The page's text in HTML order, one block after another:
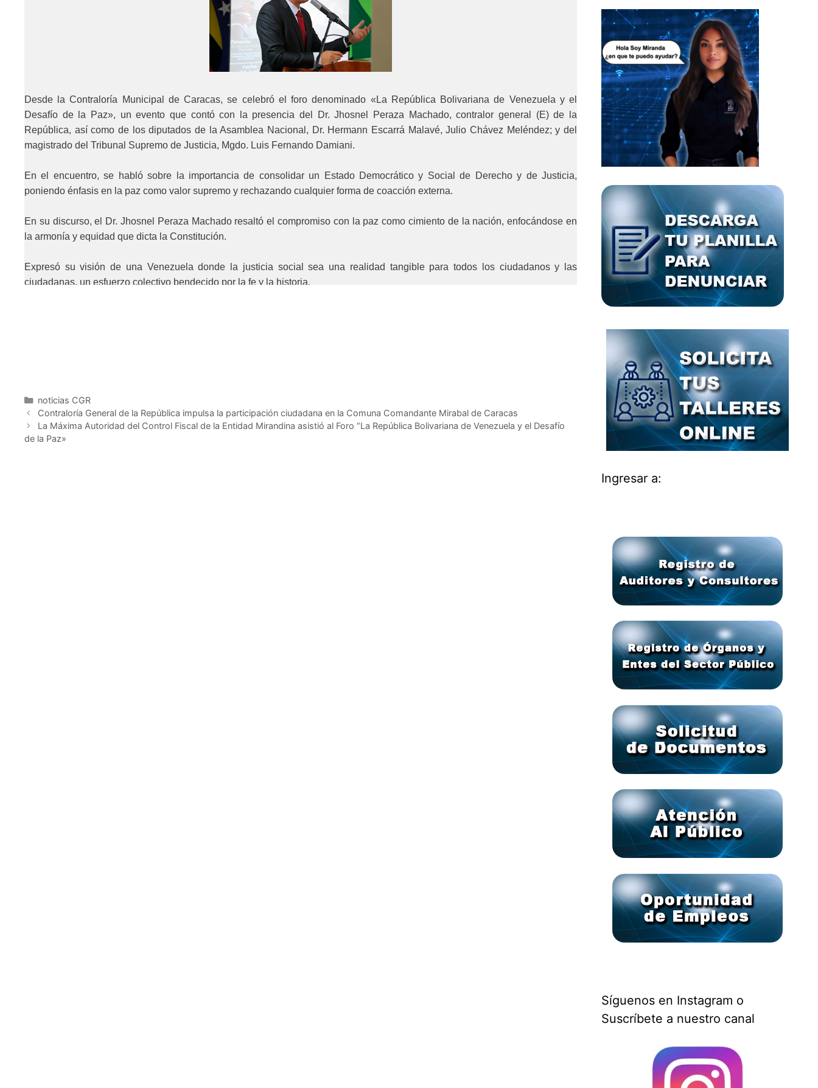
Desde la Contraloría Municipal de Caracas, se celebró el foro denominado «La República Bolivariana de Venezuela y el
Desafío de la Paz», un evento que contó con la presencia del Dr. Jhosnel Peraza Machado, contralor general (E) de la
República, así como de los diputados de la Asamblea Nacional, Dr. Hermann Escarrá Malavé, Julio Chávez Meléndez; y del
magistrado del Tribunal Supremo de Justicia, Mgdo. Luis Fernando Damiani.
En el encuentro, se habló sobre la importancia de consolidar un Estado Democrático y Social de Derecho y de Justicia,
poniendo énfasis en la paz como valor supremo y rechazando cualquier forma de coacción externa.
En su discurso, el Dr. Jhosnel Peraza Machado resaltó el compromiso con la paz como cimiento de la nación, enfocándose en
la armonía y equidad que dicta la Constitución.
Expresó su visión de una Venezuela donde la justicia social sea una realidad tangible para todos los ciudadanos y las
ciudadanas, un esfuerzo colectivo bendecido por la fe y la historia.
nacional.
El foro «La República Bolivariana de Venezuela y el Desafío de la Paz» sirvió para reafirmar la soberanía nacional y defender
noticias CGR
Contraloría General de la República impulsa la participación ciudadana en la Comuna Comandante Mirabal de Caracas
La Máxima Autoridad del Control Fiscal de la Entidad Mirandina asistió al Foro “La República Bolivariana de Venezuela y el Desafío
de la Paz»
Ingresar a:
Síguenos en Instagram o
Suscríbete a nuestro canal